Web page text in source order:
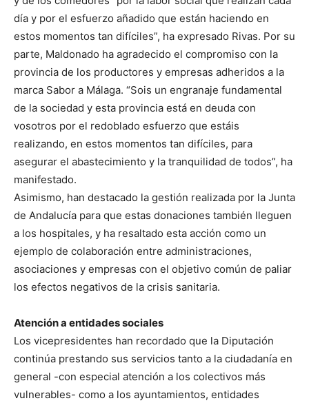
día y por el esfuerzo añadido que están haciendo en
estos momentos tan difíciles”, ha expresado Rivas. Por su
parte, Maldonado ha agradecido el compromiso con la
provincia de los productores y empresas adheridos a la
marca Sabor a Málaga. “Sois un engranaje fundamental
de la sociedad y esta provincia está en deuda con
vosotros por el redoblado esfuerzo que estáis
realizando, en estos momentos tan difíciles, para
asegurar el abastecimiento y la tranquilidad de todos”, ha
manifestado.
Asimismo, han destacado la gestión realizada por la Junta
de Andalucía para que estas donaciones también lleguen
a los hospitales, y ha resaltado esta acción como un
ejemplo de colaboración entre administraciones,
asociaciones y empresas con el objetivo común de paliar
los efectos negativos de la crisis sanitaria.
Atención a entidades sociales
Los vicepresidentes han recordado que la Diputación
continúa prestando sus servicios tanto a la ciudadanía en
general -con especial atención a los colectivos más
vulnerables- como a los ayuntamientos, entidades